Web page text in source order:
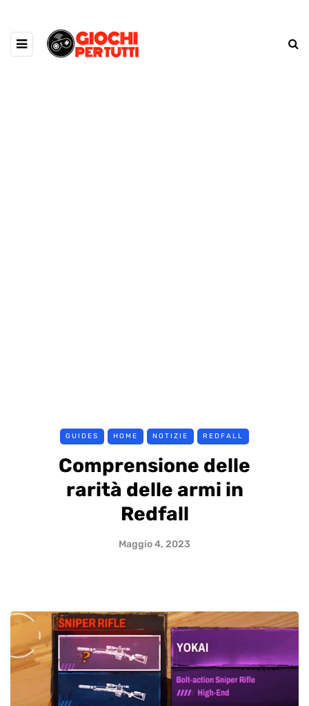
GUIDES HOME NOTIZIE REDFALL
Comprensione delle
rarità delle armi in
Redfall
Maggio 4, 2023